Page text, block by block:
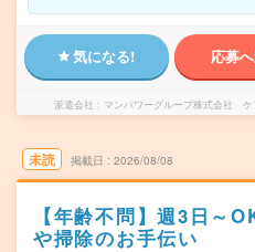
気になる! 応募
派遣会社 マンパワーグループ株式会社
未読 掲載日 2026/08/08
【年齢不問】週3日～
や掃除のお手伝い